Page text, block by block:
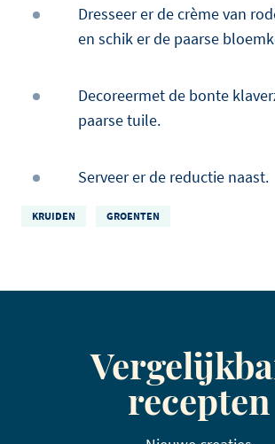
Dresseer er de crème van
en schik er de paarse
Decoreermet de bonte
paarse tuile.
Serveer er de reductie naast.
KRUIDEN GROENTEN
recepten